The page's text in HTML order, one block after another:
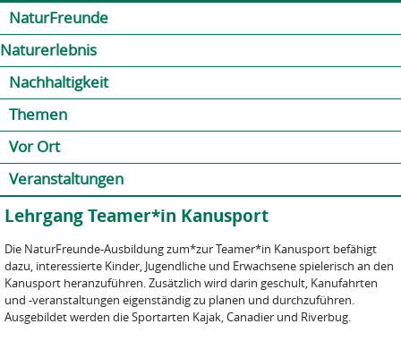
NaturFreunde
Naturerlebnis
Nachhaltigkeit
Themen
Vor Ort
Veranstaltungen
Lehrgang Teamer*in Kanusport
Die NaturFreunde-Ausbildung zum*zur Teamer*in Kanusport befähigt
dazu, interessierte Kinder, Jugendliche und Erwachsene spielerisch an den
Kanusport heranzuführen. Zusätzlich wird darin geschult, Kanufahrten
und -veranstaltungen eigenständig zu planen und durchzuführen.
Ausgebildet werden die Sportarten Kajak, Canadier und Riverbug.